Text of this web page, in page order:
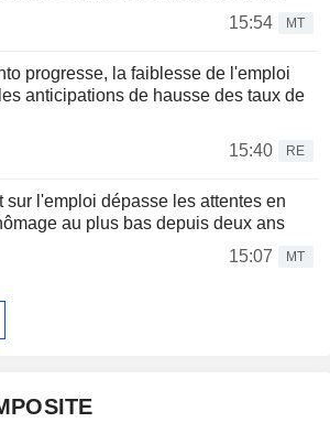
15:54
MT
progresse, la faiblesse de l'emploi
anticipations de hausse des taux de
15:40
RE
sur l'emploi dépasse les attentes en
au plus bas depuis deux ans
15:07
MT